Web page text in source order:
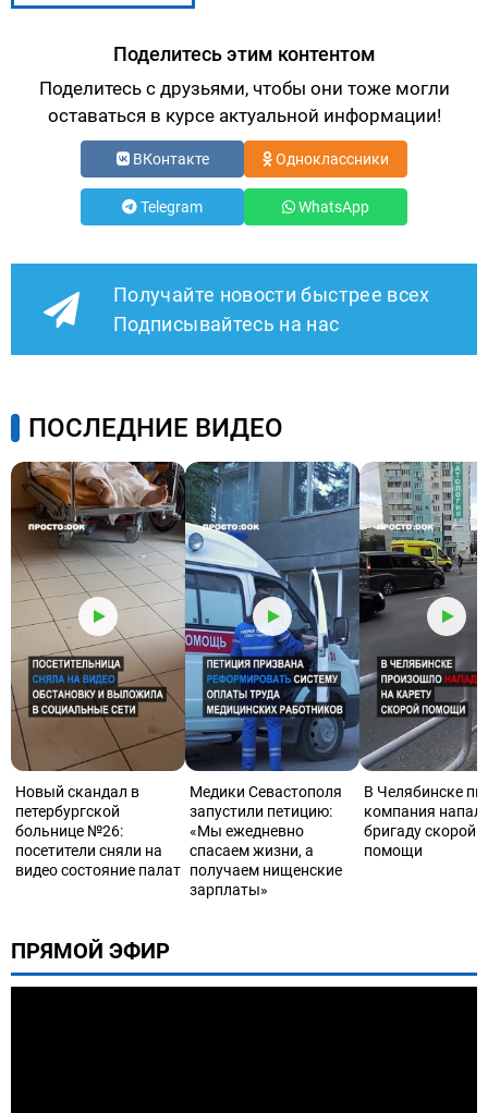
Поделитесь этим контентом
Поделитесь с друзьями, чтобы они тоже могли
оставаться в курсе актуальной информации!
ВКонтакте Одноклассники
Telegram WhatsApp
Получайте новости быстрее всех
Подписывайтесь на нас
ПОСЛЕДНИЕ ВИДЕО
Новый скандал в
петербургской
больнице №26:
посетители сняли на
видео состояние палат
Медики Севастополя
запустили петицию:
«Мы ежедневно
спасаем жизни, а
получаем нищенские
зарплаты»
В Челябинске
компания
бригаду скорой
помощи
ПРЯМОЙ ЭФИР